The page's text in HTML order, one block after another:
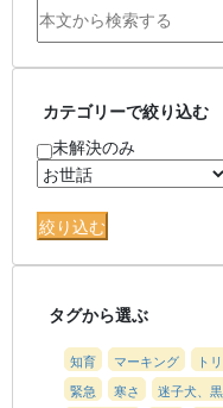
カテゴリーで絞り込む
未解決のみ
タグから選ぶ
知育 マーキング
ト
緊急
寒さ
迷子犬、黒